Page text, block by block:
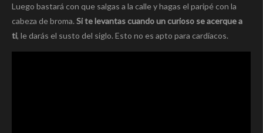
Luego bastará con que salgas a la calle y hagas el paripé con la
cabeza de broma. Si te levantas cuando un curioso se acerque a
ti, le darás el susto del siglo. Esto no es apto para cardíacos.